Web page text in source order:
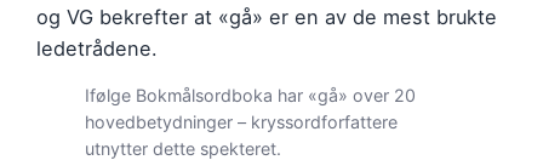
og VG bekrefter at «gå» er en av de mest brukte
ledetrådene.
Ifølge Bokmålsordboka har «gå» over 20
hovedbetydninger – kryssordforfattere
utnytter dette spekteret.